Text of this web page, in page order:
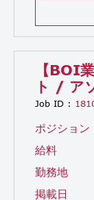
【BOI
ト / ア
Job ID :
ポジション
給料
勤務地
掲載日